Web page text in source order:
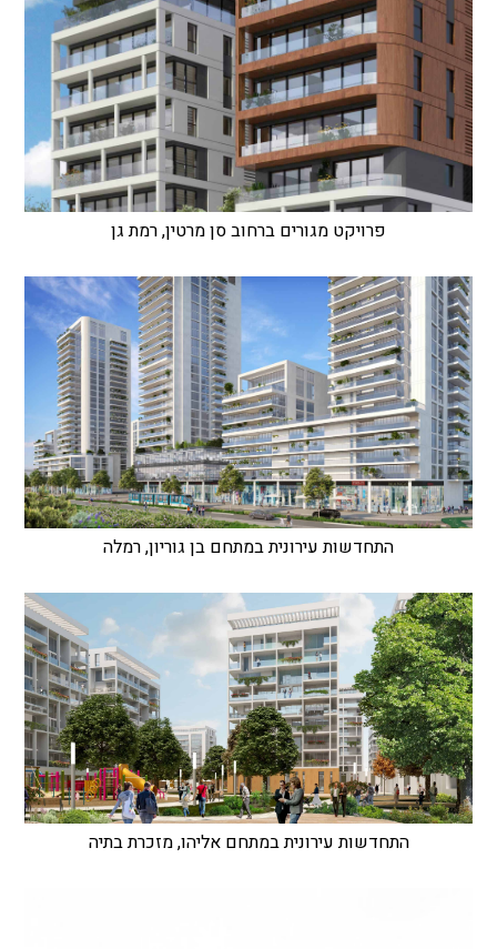
פרויקט מגורים ברחוב סן מרטין, רמת גן
התחדשות עירונית במתחם בן גוריון, רמלה
התחדשות עירונית במתחם אליהו, מזכרת בתיה